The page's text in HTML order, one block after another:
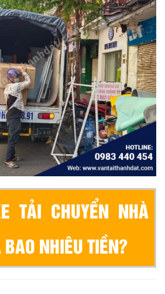
TẢI CHUYỂN NHÀ
NHIÊU TIỀN?